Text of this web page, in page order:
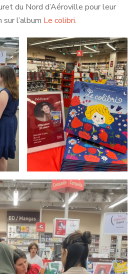
du Nord d’Aéroville pour leur
l’album Le colibri.